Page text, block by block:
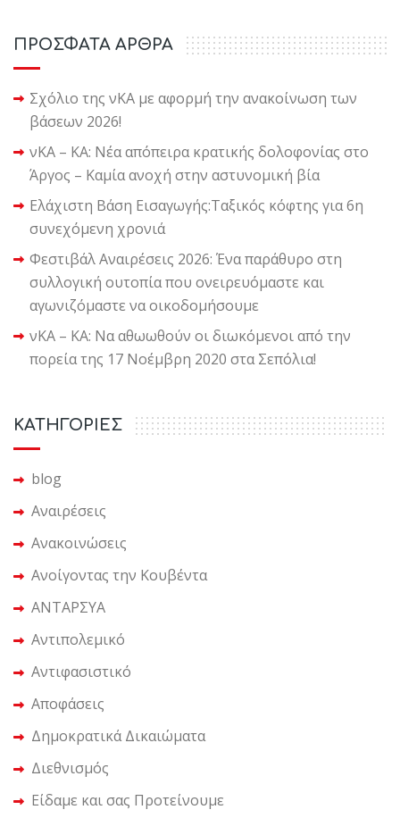
ΠΡΟΣΦΑΤΑ ΑΡΘΡΑ
Σχόλιο της νΚΑ με αφορμή την ανακοίνωση των
βάσεων 2026!
νΚΑ – ΚΑ: Νέα απόπειρα κρατικής δολοφονίας στο
Άργος – Καμία ανοχή στην αστυνομική βία
Ελάχιστη Βάση Εισαγωγής:Ταξικός κόφτης για 6η
συνεχόμενη χρονιά
Φεστιβάλ Αναιρέσεις 2026: Ένα παράθυρο στη
συλλογική ουτοπία που ονειρευόμαστε και
αγωνιζόμαστε να οικοδομήσουμε
νΚΑ – ΚΑ: Να αθωωθούν οι διωκόμενοι από την
πορεία της 17 Νοέμβρη 2020 στα Σεπόλια!
KΑΤΗΓΟΡΙΕΣ
blog
Αναιρέσεις
Ανακοινώσεις
Ανοίγοντας την Κουβέντα
ΑΝΤΑΡΣΥΑ
Αντιπολεμικό
Αντιφασιστικό
Αποφάσεις
Δημοκρατικά Δικαιώματα
Διεθνισμός
Είδαμε και σας Προτείνουμε